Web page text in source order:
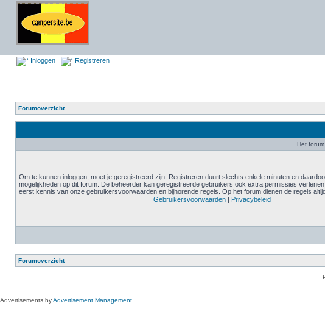
Inloggen Registreren
Forumoverzicht
Het
Om te kunnen inloggen, moet je geregistreerd zijn. Registreren duurt slechts enkele minuten en
mogelijkheden op dit forum. De beheerder kan geregistreerde gebruikers ook extra permissies
eerst kennis van onze gebruikersvoorwaarden en bijhorende regels. Op het forum dienen de regels
Gebruikersvoorwaarden | Privacybeleid
Forumoverzicht
Advertisements byAdvertisement Management